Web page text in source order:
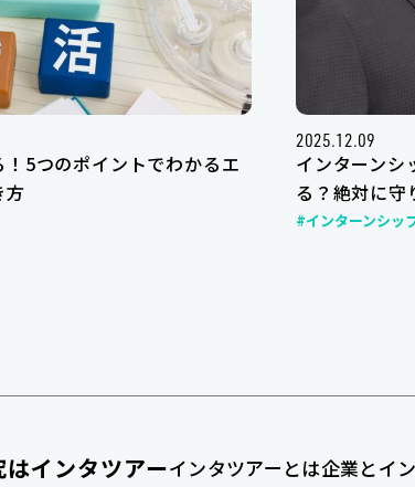
5つのポイントでわかるエ
方
2025.12.09
インターンシ
る？絶対に守
#インターンシッ
インタツアーインタツアーとは企業とイ